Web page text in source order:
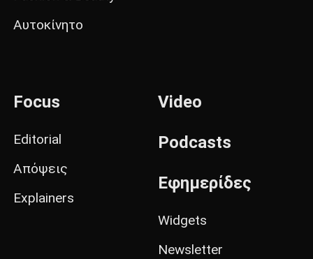
Αυτοκίνητο
Focus
Editorial
Απόψεις
Explainers
Video
Podcasts
Εφημερίδες
Widgets
Newsletter